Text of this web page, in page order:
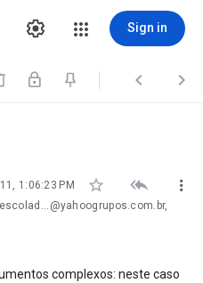
Sign in
  
1:06:23 PM   
complexos: neste caso